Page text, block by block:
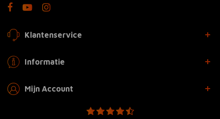
Klantenservice
Informatie
Mijn Account